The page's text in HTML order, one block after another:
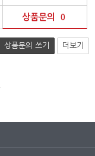
상품문의 0
상품문의 쓰기 더보기